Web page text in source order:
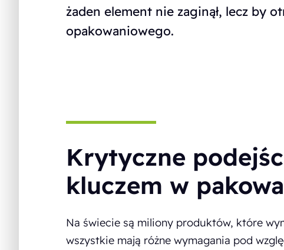
żaden element nie zaginął, lecz by
opakowaniowego.
Krytyczne
kluczem w
Na świecie są miliony produktów, które
wszystkie mają różne wymagania pod